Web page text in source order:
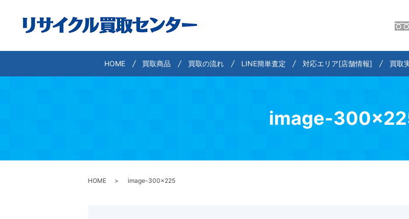
HOME 買取商品 買取の流れ LINE簡単査定 対応エリア[店舗情報] 買取
image-
HOME image-300×225